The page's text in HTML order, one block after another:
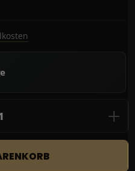
den gewünschten